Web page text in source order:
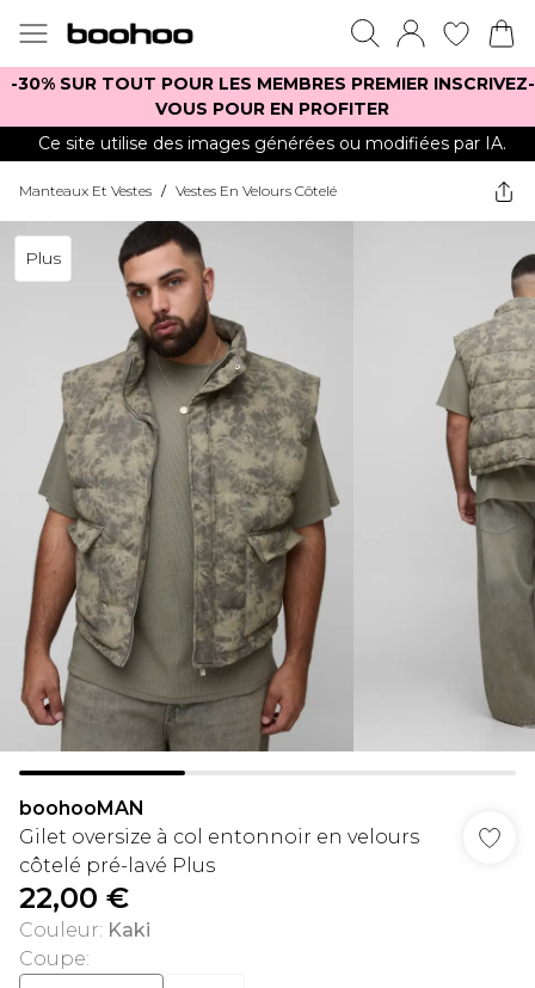
-30% SUR TOUT POUR LES MEMBRES PREMIER INSCRIVEZ-
VOUS POUR EN PROFITER
Ce site utilise des images générées ou modifiées par IA.
Manteaux Et Vestes / Vestes En Velours Côtelé
Plus
boohooMAN
Gilet oversize à col entonnoir en velours
côtelé pré-lavé Plus
22,00 €
Couleur: Kaki
Coupe: